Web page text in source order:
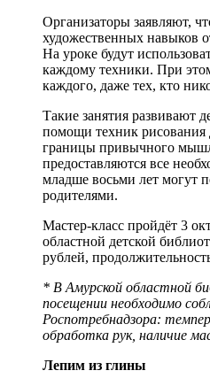
Организаторы заявляют,
художественных навыков
На уроке будут
каждому техники. При
каждого, даже тех, кто
Такие занятия развивают
помощи техник рисования
границы привычного
предоставляются все
младше восьми лет могут
родителями.
Мастер-класс пройдёт 3
областной детской
рублей,
* В Амурской областной
посещении необходимо
Роспотребнадзора:
обработка рук, наличие
Лепим из глины